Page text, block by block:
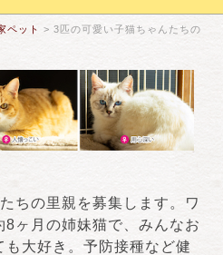
ペット > 3匹の可愛い子猫ちゃんたちの
ちの里親を募集します。ワ
8ヶ月の姉妹猫で、みんなお
も大好き。予防接種など健